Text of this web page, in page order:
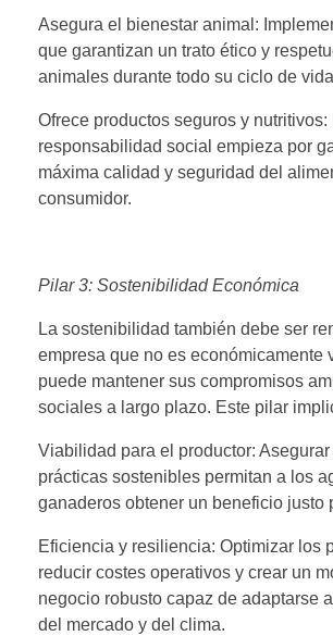
Asegura el bienestar animal:
que garantizan un trato ético y
animales durante todo su ciclo de
Ofrece productos seguros y nutritivos:
responsabilidad social empieza por
máxima calidad y seguridad del
consumidor.
Pilar 3: Sostenibilidad Económica
La sostenibilidad también debe ser
empresa que no es económicamente
puede mantener sus compromisos
sociales a largo plazo. Este pilar
Viabilidad para el productor:
prácticas sostenibles permitan a los
ganaderos obtener un beneficio justo
Eficiencia y resiliencia: Optimizar los
reducir costes operativos y crear un
negocio robusto capaz de adaptarse
del mercado y del clima.